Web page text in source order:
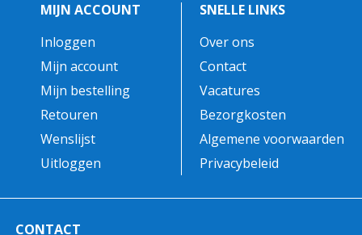
MIJN ACCOUNT
Inloggen
Mijn account
Mijn bestelling
Retouren
Wenslijst
Uitloggen
SNELLE LINKS
Over ons
Contact
Vacatures
Bezorgkosten
Algemene voorwaarden
Privacybeleid
CONTACT